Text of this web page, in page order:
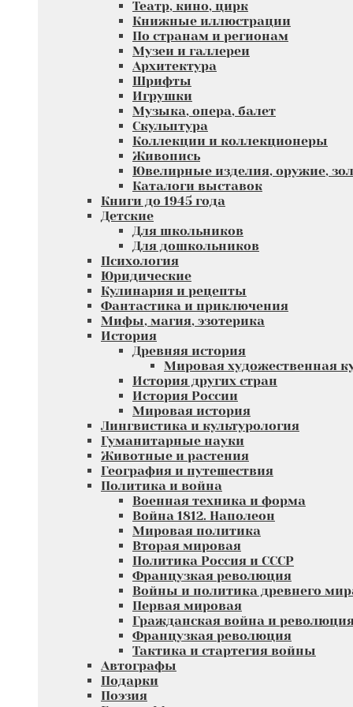
Театр, кино, цирк
Книжные иллюстрации
По странам и регионам
Музеи и галлереи
Архитектура
Шрифты
Игрушки
Музыка, опера, балет
Скульптура
Коллекции и коллекционеры
Живопись
Ювелирные изделия, оружие,
Каталоги выставок
Книги до 1945 года
Детские
Для школьников
Для дошкольников
Психология
Юридические
Кулинария и рецепты
Фантастика и приключения
Мифы, магия, эзотерика
История
Древняя история
Мировая художественная
История других стран
История России
Мировая история
Лингвистика и культурология
Гуманитарные науки
Животные и растения
География и путешествия
Политика и война
Военная техника и форма
Война 1812. Наполеон
Мировая политика
Вторая мировая
Политика Россия и СССР
Французкая революция
Войны и политика древнего
Первая мировая
Гражданская война и
Французкая революция
Тактика и стартегия войны
Автографы
Подарки
Поэзия